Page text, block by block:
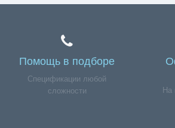
Помощь в подборе
Спецификации любой
сложности
На